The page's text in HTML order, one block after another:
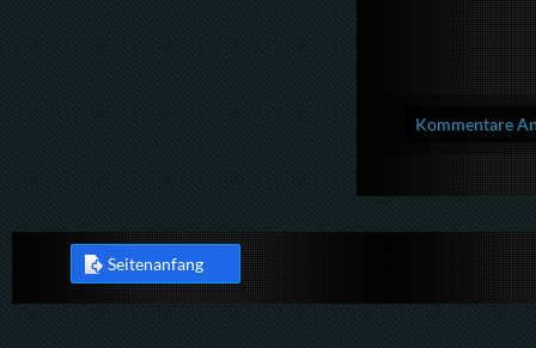
Kommentare
Seitenanfang